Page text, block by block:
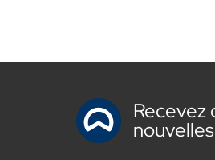
Recevez